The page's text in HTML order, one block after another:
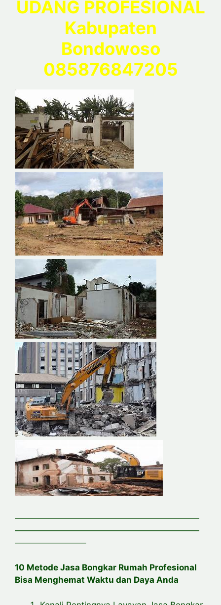
UDANG PROFESIONAL
Kabupaten
Bondowoso
085876847205
——————————————————————
——————————————————————
————————–
10 Metode Jasa Bongkar Rumah Profesional
Bisa Menghemat Waktu dan Daya Anda